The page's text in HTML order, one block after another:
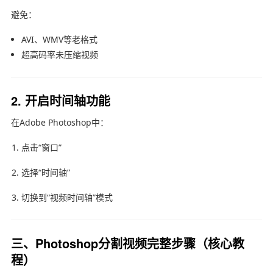
避免：
AVI、WMV等老格式
超高码率未压缩视频
2. 开启时间轴功能
在Adobe Photoshop中：
点击“窗口”
选择“时间轴”
切换到“视频时间轴”模式
三、Photoshop分割视频完整步骤（核心教
程）